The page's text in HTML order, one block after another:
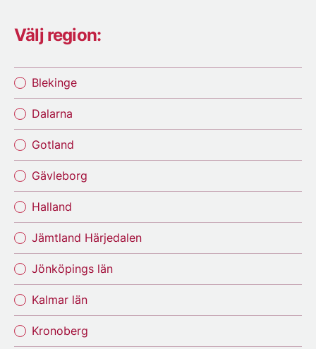
Välj region:
Blekinge
Dalarna
Gotland
Gävleborg
Halland
Jämtland Härjedalen
Jönköpings län
Kalmar län
Kronoberg